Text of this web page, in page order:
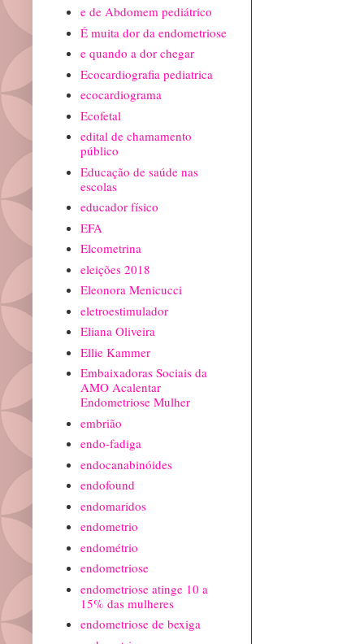
e de Abdomem pediátrico
É muita dor da endometriose
e quando a dor chegar
Ecocardiografia pediatrica
ecocardiograma
Ecofetal
edital de chamamento
público
Educação de saúde nas
escolas
educador físico
EFA
Elcometrina
eleições 2018
Eleonora Menicucci
eletroestimulador
Eliana Oliveira
Ellie Kammer
Embaixadoras Sociais da
AMO Acalentar
Endometriose Mulher
embrião
endo-fadiga
endocanabinóides
endofound
endomaridos
endometrio
endométrio
endometriose
endometriose atinge 10 a
15% das mulheres
endometriose de bexiga